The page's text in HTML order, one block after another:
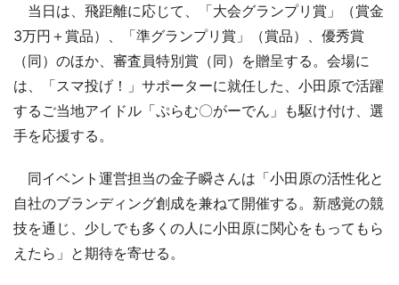
当日は、飛距離に応じて、「大会グランプリ賞」（賞金
3万円＋賞品）、「準グランプリ賞」（賞品）、優秀賞
（同）のほか、審査員特別賞（同）を贈呈する。会場に
は、「スマ投げ！」サポーターに就任した、小田原で活躍
するご当地アイドル「ぷらむ〇がーでん」も駆け付け、選
手を応援する。
同イベント運営担当の金子瞬さんは「小田原の活性化と
自社のブランディング創成を兼ねて開催する。新感覚の競
技を通じ、少しでも多くの人に小田原に関心をもってもら
えたら」と期待を寄せる。